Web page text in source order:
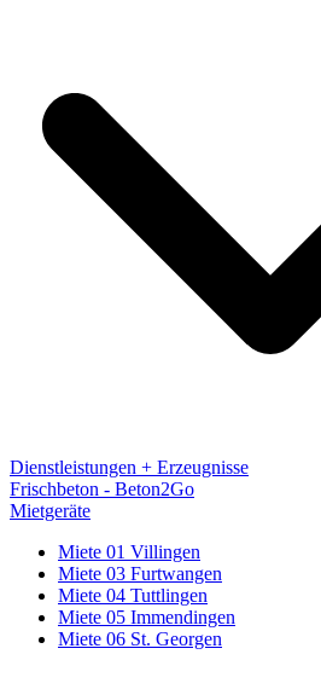
Dienstleistungen + Erzeugnisse
Frischbeton - Beton2Go
Mietgeräte
Miete 01 Villingen
Miete 03 Furtwangen
Miete 04 Tuttlingen
Miete 05 Immendingen
Miete 06 St. Georgen